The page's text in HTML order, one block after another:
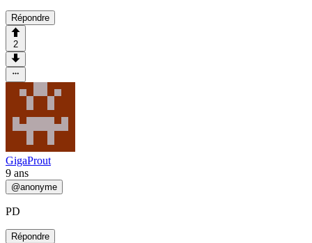
Répondre
2
GigaProut
9 ans
@anonyme
PD
Répondre